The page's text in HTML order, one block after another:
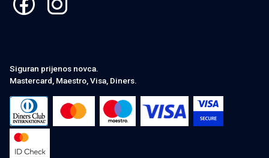
Siguran prijenos novca.
Mastercard, Maestro, Visa, Diners.